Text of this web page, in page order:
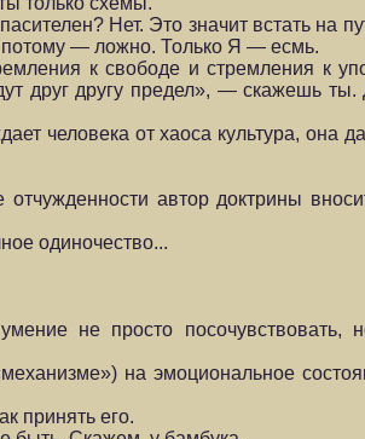
Нет. Это значит встать на
потому — ложно. Только Я — есмь.
к свободе и стремления
друг другу предел», — скажешь
человека от хаоса культура, она
автор доктрины
одиночество...
не просто
на эмоциональное
принять его.